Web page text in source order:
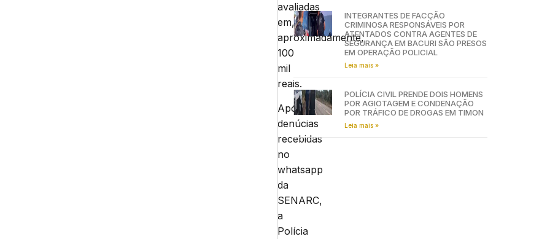
avaliadas
em,
aproximadamente,
100
mil
reais.
Após
denúcias
recebidas
no
whatsapp
da
SENARC,
a
Polícia
INTEGRANTES DE FACÇÃO
CRIMINOSA RESPONSÁVEIS POR
ATENTADOS CONTRA AGENTES DE
SEGURANÇA EM BACURI SÃO PRESOS
EM OPERAÇÃO POLICIAL
Leia mais »
POLÍCIA CIVIL PRENDE DOIS HOMENS
POR AGIOTAGEM E CONDENAÇÃO
POR TRÁFICO DE DROGAS EM TIMON
Leia mais »